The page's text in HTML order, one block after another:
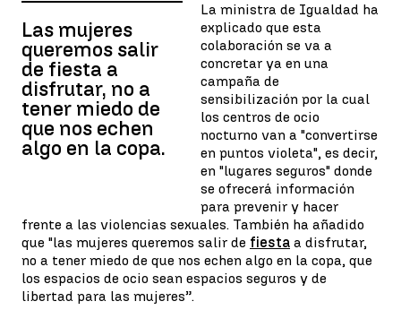
Las mujeres
queremos salir
de fiesta a
disfrutar, no a
tener miedo de
que nos echen
algo en la copa.
La ministra de Igualdad ha
explicado que esta
colaboración se va a
concretar ya en una
campaña de
sensibilización por la cual
los centros de ocio
nocturno van a "convertirse
en puntos violeta", es decir,
en "lugares seguros" donde
se ofrecerá información
para prevenir y hacer
frente a las violencias sexuales. También ha añadido
que "las mujeres queremos salir de fiesta a disfrutar,
no a tener miedo de que nos echen algo en la copa, que
los espacios de ocio sean espacios seguros y de
libertad para las mujeres”.